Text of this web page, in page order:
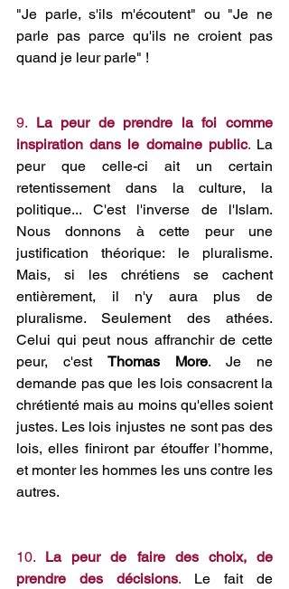
"Je parle, s'ils m'écoutent" ou "Je ne
parle pas parce qu'ils ne croient pas
quand je leur parle" !
9. La peur de prendre la foi comme
inspiration dans le domaine public. La
peur que celle-ci ait un certain
retentissement dans la culture, la
politique... C'est l'inverse de l'Islam.
Nous donnons à cette peur une
justification théorique: le pluralisme.
Mais, si les chrétiens se cachent
entièrement, il n'y aura plus de
pluralisme. Seulement des athées.
Celui qui peut nous affranchir de cette
peur, c'est Thomas More. Je ne
demande pas que les lois consacrent la
chrétienté mais au moins qu'elles soient
justes. Les lois injustes ne sont pas des
lois, elles finiront par étouffer l’homme,
et monter les hommes les uns contre les
autres.
10. La peur de faire des choix, de
prendre des décisions. Le fait de